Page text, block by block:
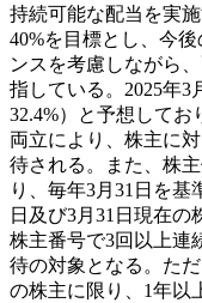
持続可能な配当を実
40%を目標とし、今
ンスを考慮しながら
指している。2025年3
32.4%）と予想して
両立により、株主に
待される。また、株
り、毎年3月31日を基
日及び3月31日現在の
株主番号で3回以上連
待の対象となる。た
の株主に限り、1年以